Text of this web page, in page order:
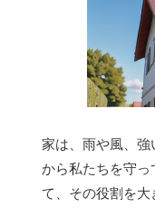
家は、雨や風、
から私たちを守っ
て、その役割を